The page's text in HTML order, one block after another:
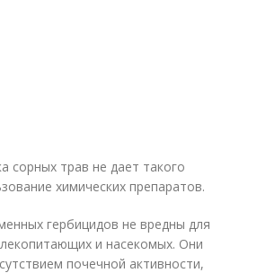
сорных трав не дает такого
химических препаратов.
гербицидов не вредны для
и насекомых. Они
почечной активности,